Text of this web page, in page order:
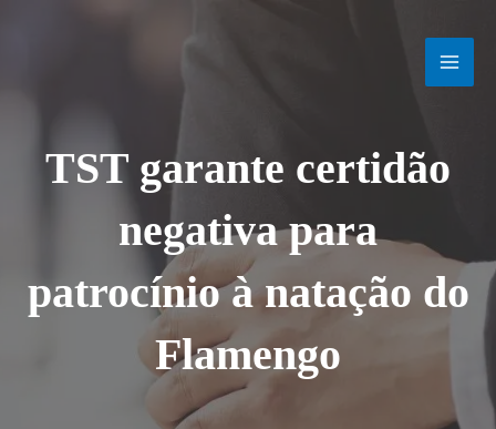
TST garante certidão
negativa para
patrocínio à natação do
Flamengo